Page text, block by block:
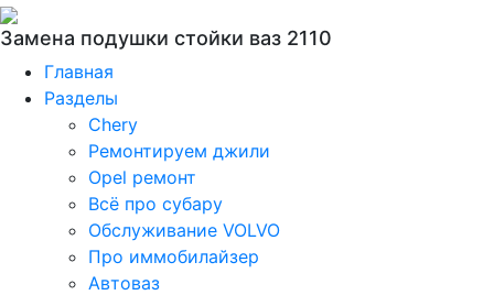
Замена подушки стойки ваз 2110
Главная
Разделы
Chery
Ремонтируем джили
Opel ремонт
Всё про субару
Обслуживание VOLVO
Про иммобилайзер
Автоваз